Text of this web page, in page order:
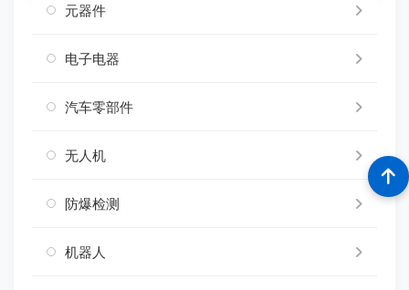
元器件
电子电器
汽车零部件
无人机
防爆检测
机器人